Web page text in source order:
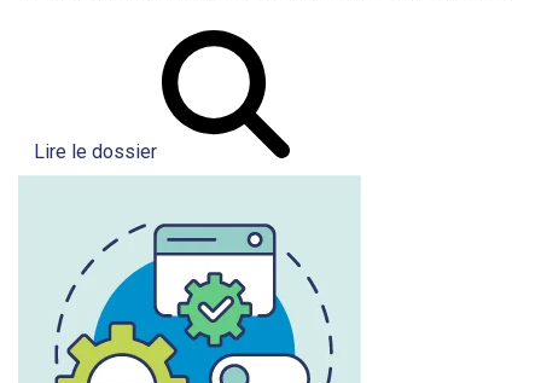
Lire le dossier